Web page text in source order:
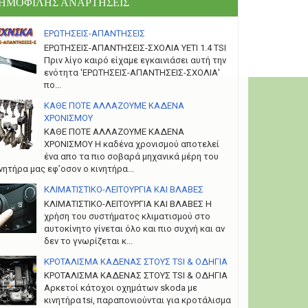
ΕΡΩΤΗΣΕΙΣ-ΑΠΑΝΤΗΣΕΙΣ
ΕΡΩΤΗΣΕΙΣ-ΑΠΑΝΤΗΣΕΙΣ-ΣΧΟΛΙΑ YETI 1.4 TSI
Πριν λίγο καιρό είχαμε εγκαινιάσει αυτή την
ενότητα 'ΕΡΩΤΗΣΕΙΣ-ΑΠΑΝΤΗΣΕΙΣ-ΣΧΟΛΙΑ'
πο...
ΚΑΘΕ ΠΟΤΕ ΑΛΛΑΖΟΥΜΕ ΚΑΔΕΝΑ
ΧΡΟΝΙΣΜΟΥ
ΚΑΘΕ ΠΟΤΕ ΑΛΛΑΖΟΥΜΕ ΚΑΔΕΝΑ
ΧΡΟΝΙΣΜΟΥ Η καδένα χρονισμού αποτελεί
ένα απο τα πιο σοβαρά μηχανικά μέρη του
μας εφ’οσον ο κινητήρα...
ΚΛΙΜΑΤΙΣΤΙΚΟ-ΛΕΙΤΟΥΡΓΙΑ ΚΑΙ ΒΛΑΒΕΣ
ΚΛΙΜΑΤΙΣΤΙΚΟ-ΛΕΙΤΟΥΡΓΙΑ ΚΑΙ ΒΛΑΒΕΣ H
χρήση του συστήματος κλιματισμού στο
αυτοκίνητο γίνεται όλο και πιο συχνή και αν
δεν το γνωρίζεται κ...
ΚΡΟΤΑΛΙΣΜΑ ΚΑΔΕΝΑΣ ΣΤΟΥΣ TSI & ΟΔΗΓΙΑ
ΚΡΟΤΑΛΙΣΜΑ ΚΑΔΕΝΑΣ ΣΤΟΥΣ TSI & ΟΔΗΓΙΑ
Αρκετοί κάτοχοι οχημάτων skoda με
κινητήρα tsi, παραπονιούνται για κροτάλισμα